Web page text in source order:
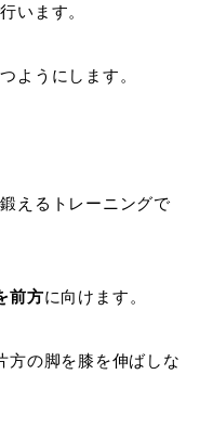
います。
ようにします。
えるトレーニングで
前方に向けます。
の脚を膝を伸ばしな